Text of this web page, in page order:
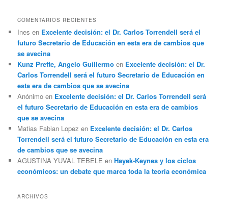
COMENTARIOS RECIENTES
Ines en Excelente decisión: el Dr. Carlos Torrendell será el
futuro Secretario de Educación en esta era de cambios que
se avecina
Kunz Prette, Angelo Guillermo en Excelente decisión: el Dr.
Carlos Torrendell será el futuro Secretario de Educación en
esta era de cambios que se avecina
Anónimo en Excelente decisión: el Dr. Carlos Torrendell será
el futuro Secretario de Educación en esta era de cambios
que se avecina
Matias Fabian Lopez en Excelente decisión: el Dr. Carlos
Torrendell será el futuro Secretario de Educación en esta era
de cambios que se avecina
AGUSTINA YUVAL TEBELE enHayek-Keynes y los ciclos
económicos: un debate que marca toda la teoría económica
ARCHIVOS